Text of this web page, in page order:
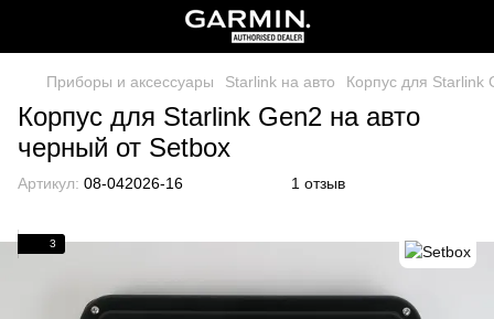
Приборы и аксессуары Starlink на авто Корпус для Starlink
Корпус для Starlink Gen2 на авто
черный от Setbox
Артикул: 08-042026-16 1 отзыв
3